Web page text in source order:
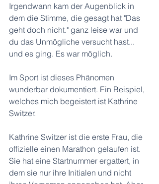
Irgendwann kam der Augenblick in
dem die Stimme, die gesagt hat "Das
geht doch nicht." ganz leise war und
du das Unmögliche versucht hast...
und es ging. Es war möglich.
Im Sport ist dieses Phänomen
wunderbar dokumentiert. Ein Beispiel,
welches mich begeistert ist Kathrine
Switzer.
Kathrine Switzer ist die erste Frau, die
offizielle einen Marathon gelaufen ist.
Sie hat eine Startnummer ergattert, in
dem sie nur ihre Initialen und nicht